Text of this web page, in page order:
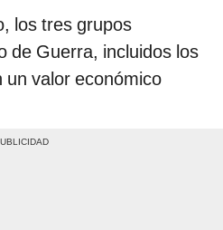
los tres grupos
de Guerra, incluidos los
un valor económico